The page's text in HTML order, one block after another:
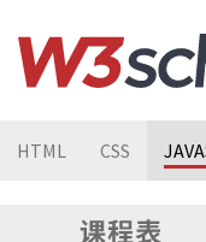
HTML CSS